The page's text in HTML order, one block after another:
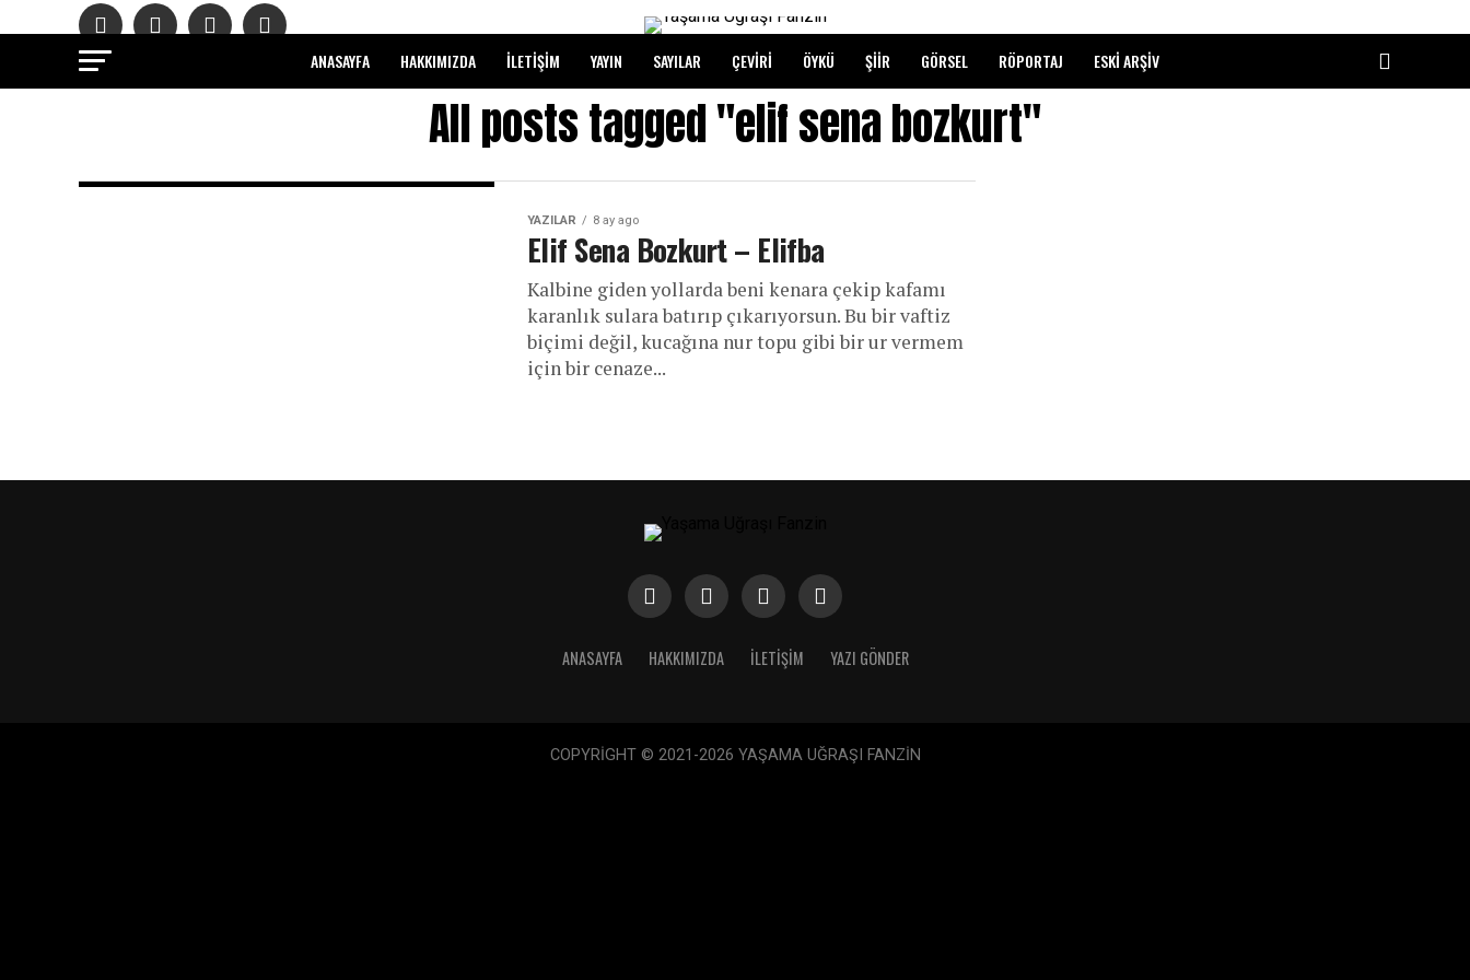
ANASAYFA HAKKIMIZDA İLETIŞIM YAYIN SAYILAR ÇEVIRI ÖYKÜ ŞIIR GÖRSEL RÖPORTAJ ESKI ARŞIV
All posts tagged "elif sena bozkurt"
YAZILAR 8 ay ago
Elif Sena Bozkurt – Elifba
Kalbine giden yollarda beni kenara çekip kafamı
karanlık sulara batırıp çıkarıyorsun. Bu bir vaftiz
biçimi değil, kucağına nur topu gibi bir ur vermem
için bir cenaze...
ANASAYFA HAKKIMIZDA İLETIŞIM YAZI GÖNDER
COPYRİGHT © 2021-2026 YAŞAMA UĞRAŞI FANZİN